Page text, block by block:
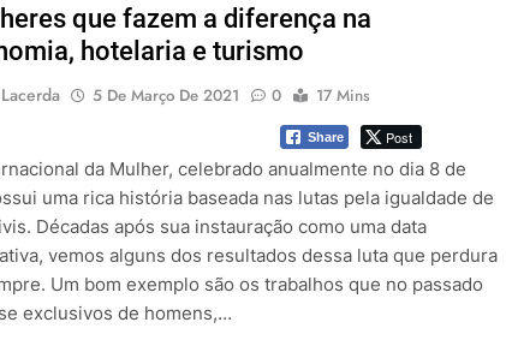
que fazem a diferença na
hotelaria e turismo
5 De Março De 2021 0 17 Mins
Share Post
da Mulher, celebrado anualmente no dia 8 de
uma rica história baseada nas lutas pela igualdade de
Décadas após sua instauração como uma data
vemos alguns dos resultados dessa luta que perdura
Um bom exemplo são os trabalhos que no passado
exclusivos de homens,…